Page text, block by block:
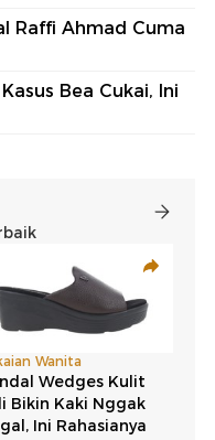
Raffi Ahmad Cuma
Bea Cukai, Ini